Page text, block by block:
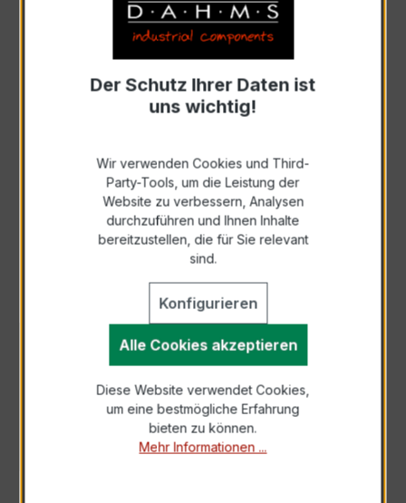
Auswahl zurücksetzen
Anfrage schriftlich
Als PDF exportieren
BESCHREIBUNG
Der Wickelstromwandler WSK 40 5/5A 10VA
Kl.0,5 ist ein kompakter, hochpräziser
Niederspannungs-Messwandler der bewährten
Der Schutz Ihrer Daten ist
uns wichtig!
Wir verwenden Cookies und Third-
Party-Tools, um die Leistung der
Website zu verbessern, Analysen
durchzuführen und Ihnen Inhalte
bereitzustellen, die für Sie relevant
sind.
Konfigurieren
Alle Cookies akzeptieren
Diese Website verwendet Cookies,
um eine bestmögliche Erfahrung
bieten zu können.
Mehr Informationen ...